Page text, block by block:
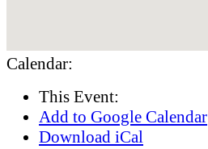
Calendar:
This Event:
Add to Google Calendar
Download iCal